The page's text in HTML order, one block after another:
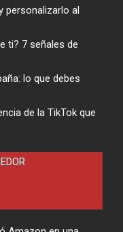
personalizarlo al
ti? 7 señales de
lo que debes
de la TikTok que